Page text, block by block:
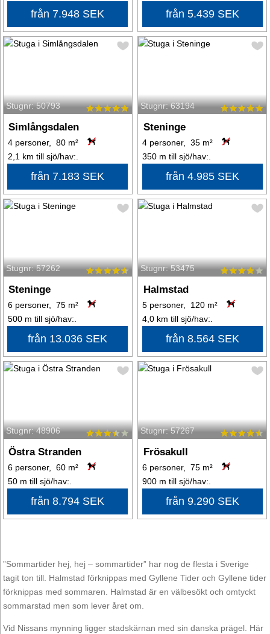
från 7.948 SEK från 5.439 SEK
Stugnr: 50793
Simlångsdalen
4 personer, 80 m²
2,1 km till sjö/hav:.
från 7.183 SEK
Stugnr: 63194
Steninge
4 personer, 35 m²
350 m till sjö/hav:.
från 4.985 SEK
Stugnr: 57262
Steninge
6 personer, 75 m²
500 m till sjö/hav:.
från 13.036 SEK
Stugnr: 53475
Halmstad
5 personer, 120 m²
4,0 km till sjö/hav:.
från 8.564 SEK
Stugnr: 48906
Östra Stranden
6 personer, 60 m²
50 m till sjö/hav:.
från 8.794 SEK
Stugnr: 57267
Frösakull
6 personer, 75 m²
900 m till sjö/hav:.
från 9.290 SEK
”Sommartider hej, hej – sommartider” har nog de flesta i Sverige
tagit ton till. Halmstad förknippas med Gyllene Tider och Gyllene tider
förknippas med sommaren. Halmstad är en välbesökt och omtyckt
sommarstad men som lever året om.
Vid Nissans mynning ligger stadskärnan med sin danska prägel. Här